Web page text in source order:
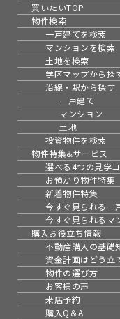
買いたいTOP
物件検索
一戸建てを検索
マンションを検索
土地を検索
学区マップから探
沿線・駅から探す
一戸建て
マンション
土地
投資物件を検索
物件特集&サービス
選べる4つの見学
お預かり物件特集
新着物件特集
今すぐ見られる一
今すぐ見られるマ
購入お役立ち情報
不動産購入の基礎
資金計画はどう立
物件の選び方
お客様の声
来店予約
購入Q＆A